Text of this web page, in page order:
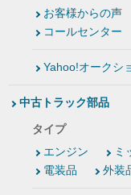
お客様からの声
コールセンター
Yahoo!オークシ
中古トラック部品
タイプ
エンジン
ミ
電装品
外装